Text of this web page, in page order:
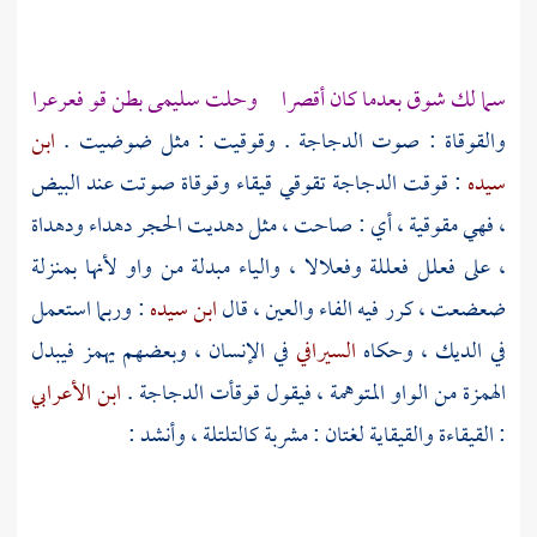
سما لك شوق بعدما كان أقصرا وحلتسليمىبطن قو فعرعرا
والقوقاة : صوت الدجاجة . وقوقيت : مثل ضوضيت . ابن
سيده : قوقت الدجاجة تقوقي قيقاء وقوقاة صوتت عند البيض
، فهي مقوقية ، أي : صاحت ، مثل دهديت الحجر دهداء ودهداة
، على فعلل فعللة وفعلالا ، والياء مبدلة من واو لأنها بمنزلة
ضعضعت ، كرر فيه الفاء والعين ، قالابن سيده: وربما استعمل
في الديك ، وحكاه السيرافيفي الإنسان ، وبعضهم يهمز فيبدل
الهمزة من الواو المتوهمة ، فيقول قوقأت الدجاجة .ابن الأعرابي
: القيقاءة والقيقاية لغتان : مشربة كالتلتلة ، وأنشد :